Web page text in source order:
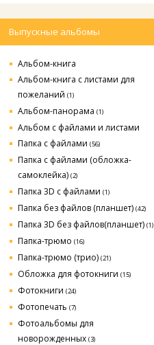
Выпускные альбомы
Альбом-книга
Альбом-книга с листами для
пожеланий (1)
Альбом-панорама (1)
Альбом с файлами и листами
Папка с файлами (56)
Папка с файлами (обложка-
самоклейка) (2)
Папка 3D с файлами (1)
Папка без файлов (планшет) (42)
Папка 3D без файлов(планшет) (1)
Папка-трюмо (16)
Папка-трюмо (трио) (21)
Обложка для фотокниги (15)
Фотокниги (24)
Фотопечать (7)
Фотоальбомы для
новорожденных (3)